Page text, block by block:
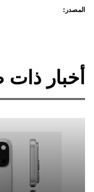
المصدر:
أخبار